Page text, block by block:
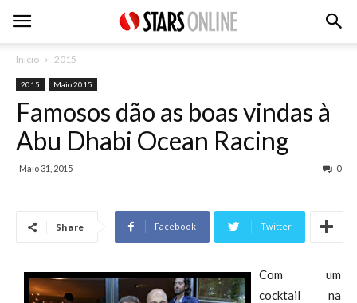
Inicio 2015
2015 Maio 2015
Famosos dão as boas vindas à
Abu Dhabi Ocean Racing
Maio 31, 2015 0
Share Facebook Twitter
Com um
cocktail na